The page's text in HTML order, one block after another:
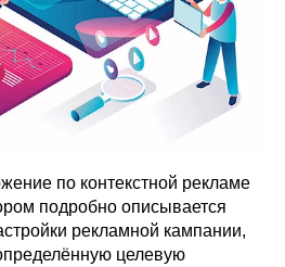
по контекстной рекламе
подробно описывается
рекламной кампании,
целевую